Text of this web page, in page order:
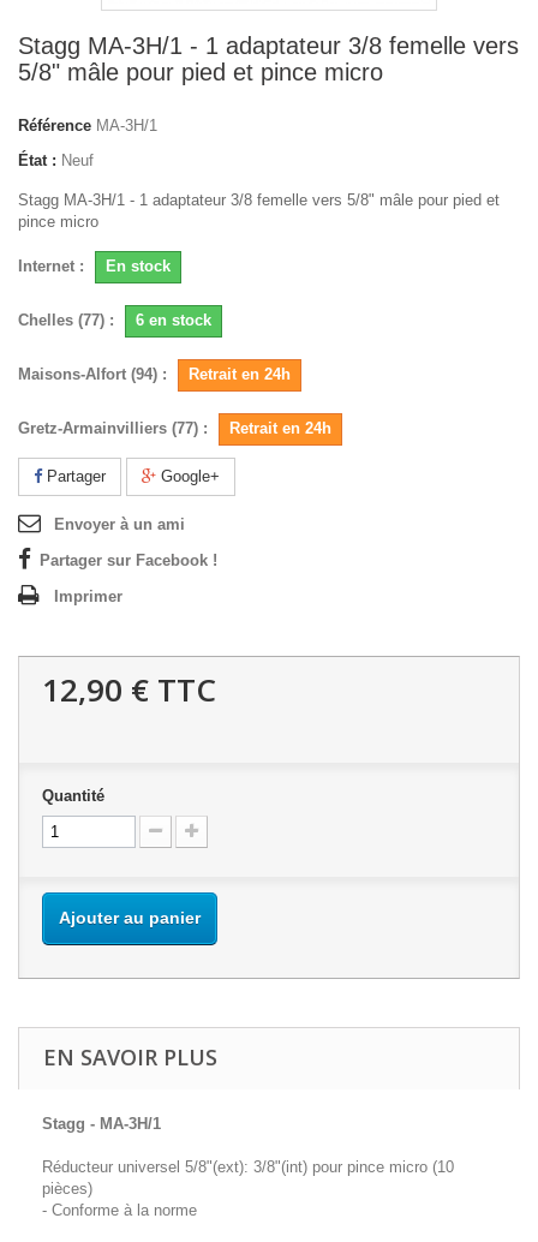
Stagg MA-3H/1 - 1 adaptateur 3/8 femelle vers
5/8" mâle pour pied et pince micro
Référence MA-3H/1
État : Neuf
Stagg MA-3H/1 - 1 adaptateur 3/8 femelle vers 5/8" mâle pour pied et
pince micro
Internet : En stock
Chelles (77) : 6 en stock
Maisons-Alfort (94) : Retrait en 24h
Gretz-Armainvilliers (77) : Retrait en 24h
Partager Google+
Envoyer à un ami
Partager sur Facebook !
Imprimer
12,90 € TTC
Quantité
Ajouter au panier
EN SAVOIR PLUS
Stagg - MA-3H/1
Réducteur universel 5/8"(ext): 3/8"(int) pour pince micro (10
pièces)
- Conforme à la norme